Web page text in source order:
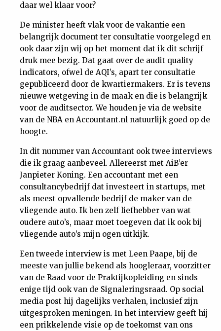
daar wel klaar voor?
De minister heeft vlak voor de vakantie een
belangrijk document ter consultatie voorgelegd en
ook daar zijn wij op het moment dat ik dit schrijf
druk mee bezig. Dat gaat over de audit quality
indicators, ofwel de AQI’s, apart ter consultatie
gepubliceerd door de kwartiermakers. Er is tevens
nieuwe wetgeving in de maak en die is belangrijk
voor de auditsector. We houden je via de website
van de NBA en Accountant.nl natuurlijk goed op de
hoogte.
In dit nummer van Accountant ook twee interviews
die ik graag aanbeveel. Allereerst met AiB’er
Janpieter Koning. Een accountant met een
consultancybedrijf dat investeert in startups, met
als meest opvallende bedrijf de maker van de
vliegende auto. Ik ben zelf liefhebber van wat
oudere auto’s, maar moet toegeven dat ik ook bij
vliegende auto’s mijn ogen uitkijk.
Een tweede interview is met Leen Paape, bij de
meeste van jullie bekend als hoogleraar, voorzitter
van de Raad voor de Praktijkopleiding en sinds
enige tijd ook van de Signaleringsraad. Op social
media post hij dagelijks verhalen, inclusief zijn
uitgesproken meningen. In het interview geeft hij
een prikkelende visie op de toekomst van ons